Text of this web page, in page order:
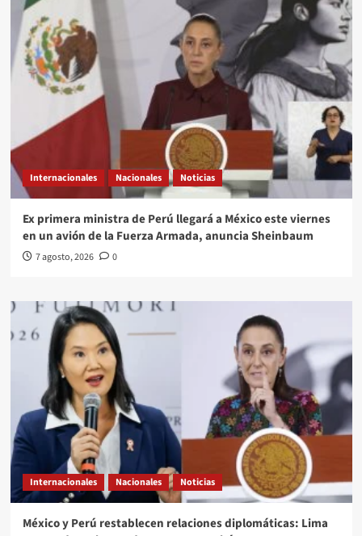
Internacionales Nacionales Noticias
Ex primera ministra de Perú llegará a México este viernes
en un avión de la Fuerza Armada, anuncia Sheinbaum
7 agosto, 2026 0
Internacionales Nacionales Noticias
México y Perú restablecen relaciones diplomáticas: Lima